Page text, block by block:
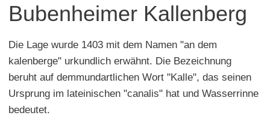
Service & Unterkünfte
Karte
Bubenheimer Kallenberg
Die Lage wurde 1403 mit dem Namen "an dem
kalenberge" urkundlich erwähnt. Die Bezeichnung
beruht auf demmundartlichen Wort "Kalle", das seinen
Ursprung im lateinischen "canalis" hat und Wasserrinne
bedeutet.